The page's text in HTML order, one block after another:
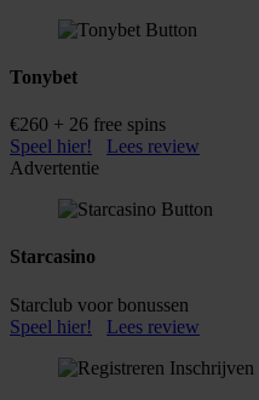
Tonybet
€260 + 26 free spins
Speel hier!
Lees review
Advertentie
Starcasino
Starclub voor bonussen
Speel hier!
Lees review